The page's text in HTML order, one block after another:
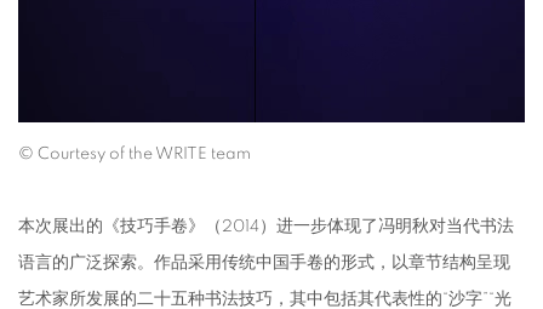
© Courtesy of the WRITE team
本次展出的《技巧手卷》（2014）进一步体现了冯明秋对当代书法
语言的广泛探索。作品采用传统中国手卷的形式，以章节结构呈现
艺术家所发展的二十五种书法技巧，其中包括其代表性的“沙字”“光